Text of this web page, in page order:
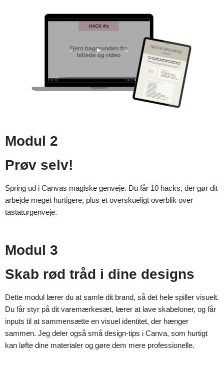
Modul 2
Prøv selv!
Spring ud i Canvas magiske genveje. Du får 10 hacks, der gør dit
arbejde meget hurtigere, plus et overskueligt overblik over
tastaturgenveje.
Modul 3
Skab rød tråd i dine designs
Dette modul lærer du at samle dit brand, så det hele spiller visuelt.
Du får styr på dit varemærkesæt, lærer at lave skabeloner, og får
inputs til at sammensætte en visuel identitet, der hænger
sammen. Jeg deler også små design-tips i Canva, som hurtigt
kan løfte dine materialer og gøre dem mere professionelle.